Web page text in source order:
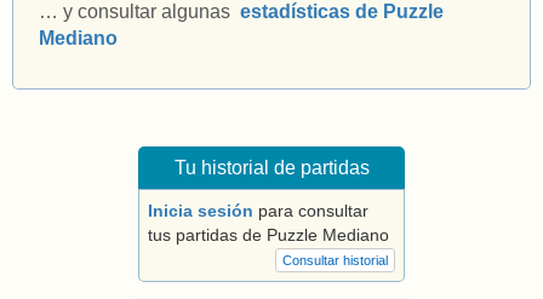
… y consultar algunas estadísticas de Puzzle
Mediano
Tu historial de partidas
Inicia sesión para consultar
tus partidas de Puzzle Mediano
Consultar historial